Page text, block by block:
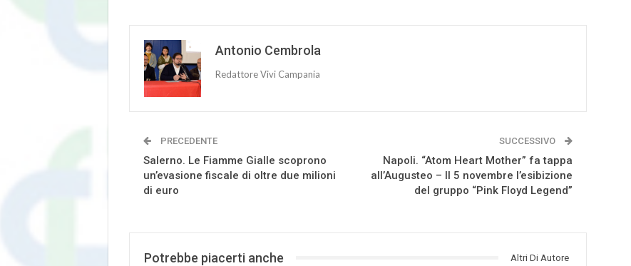
Antonio Cembrola
Redattore Vivi Campania
PRECEDENTE
Salerno. Le Fiamme Gialle scoprono
un’evasione fiscale di oltre due milioni
di euro
SUCCESSIVO
Napoli. “Atom Heart Mother” fa tappa
all’Augusteo – Il 5 novembre l’esibizione
del gruppo “Pink Floyd Legend”
Potrebbe piacerti anche Altri Di Autore